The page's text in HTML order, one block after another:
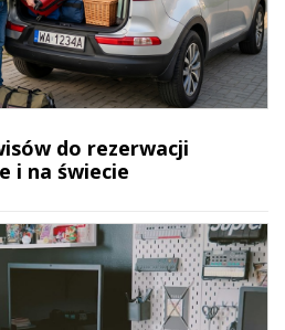
do rezerwacji
i na świecie